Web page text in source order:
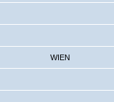
WIEN